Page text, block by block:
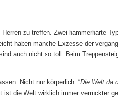
zu treffen. Zwei hammerharte
haben manche Exzesse der
auch nicht so toll. Beim
Nicht nur körperlich: “Die Welt da
ist die Welt wirklich immer verrückter